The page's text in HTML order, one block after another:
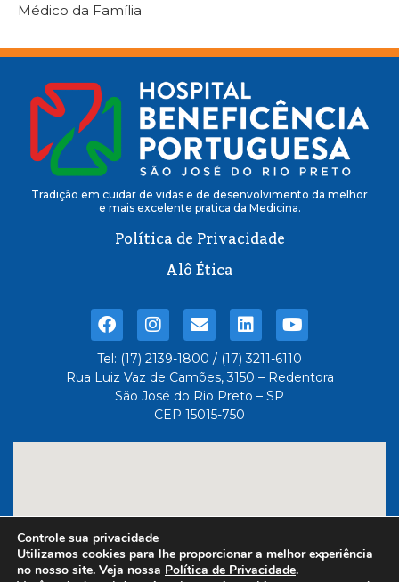
Médico da Família
Tradição em cuidar de vidas e de desenvolvimento da melhor
e mais excelente pratica da Medicina.
Política de Privacidade
Alô Ética
Tel: (17) 2139-1800 / (17) 3211-6110
Rua Luiz Vaz de Camões, 3150 – Redentora
São José do Rio Preto – SP
CEP 15015-750
Controle sua privacidade
Utilizamos cookies para lhe proporcionar a melhor experiência
no nosso site. Veja nossa Política de Privacidade.